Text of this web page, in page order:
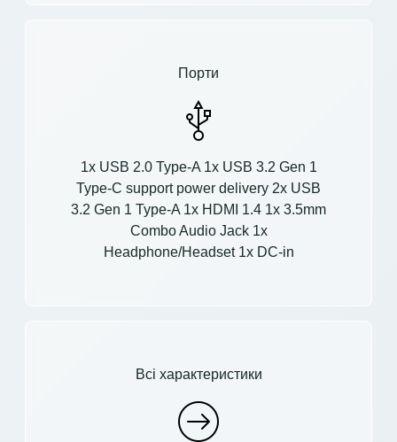
Порти
1x USB 2.0 Type-A 1x USB 3.2 Gen 1
Type-C support power delivery 2x USB
3.2 Gen 1 Type-A 1x HDMI 1.4 1x 3.5mm
Combo Audio Jack 1x
Headphone/Headset 1x DC-in
Всі характеристики